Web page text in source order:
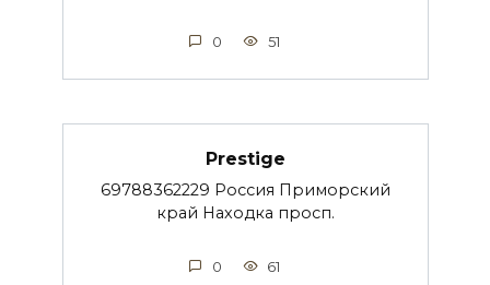
0 51
Prestige
69788362229 Россия Приморский
край Находка просп.
0 61